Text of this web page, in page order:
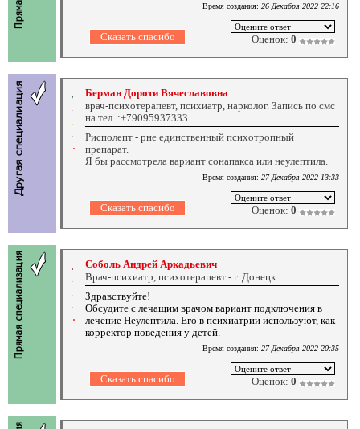
Время создания: 26 Декабря 2022 22:16
Оценок: 0
Берман Дороти Вячеславовна
врач-психотерапевт, психиатр, нарколог. Запись по смс
на тел. :±79095937333
Рисполепт - рне единственный психотропный
препарат.
Я бы рассмотрела вариант сонапакса или неулептила.
Время создания: 27 Декабря 2022 13:33
Оценок: 0
Соболь Андрей Аркадьевич
Врач-психиатр, психотерапевт - г. Донецк.
Здравствуйте!
Обсудите с лечащим врачом вариант подключения в
лечение Неулептила. Его в психиатрии используют, как
корректор поведения у детей.
Время создания: 27 Декабря 2022 20:35
Оценок: 0